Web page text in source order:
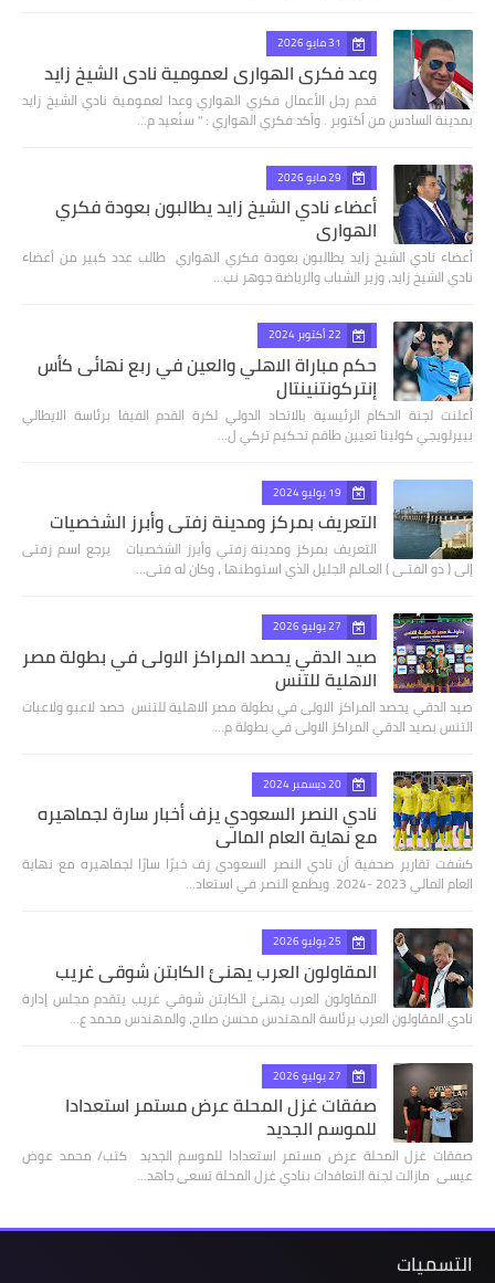
31 مايو 2026
وعد فكري الهواري لعمومية نادي الشيخ زايد
قدم رجل الأعمال فكري الهواري وعدا لعمومية نادي الشيخ زايد
بمدينة السادس من أكتوبر . وأكد فكري الهواري : " سنُعيد م…
29 مايو 2026
أعضاء نادي الشيخ زايد يطالبون بعودة فكري
الهواري
أعضاء نادي الشيخ زايد يطالبون بعودة فكري الهواري طالب عدد كبير من أعضاء
نادي الشيخ زايد، وزير الشباب والرياضة جوهر نب…
22 أكتوبر 2024
حكم مباراة الاهلي والعين في ربع نهائى كأس
إنتركونتنينتال
أعلنت لجنة الحكام الرئيسية بالاتحاد الدولي لكرة القدم الفيفا برئاسة الايطالي
بييرلويجي كولينا تعيين طاقم تحكيم تركي ل…
19 يوليو 2024
التعريف بمركز ومدينة زفتي وأبرز الشخصيات
التعريف بمركز ومدينة زفتي وأبرز الشخصيات يرجع اسم زفتى
إلى ( ذو الفتـى ) العـالم الجليل الذي استوطنها ، وكان له فتى…
27 يوليو 2026
صيد الدقي يحصد المراكز الاولى في بطولة مصر
الاهلية للتنس
صيد الدقي يحصد المراكز الاولى في بطولة مصر الاهلية للتنس حصد لاعبو ولاعبات
التنس بصيد الدقي المراكز الاولى في بطولة م…
20 ديسمبر 2024
نادي النصر السعودي يزف أخبار سارة لجماهيره
مع نهاية العام المالي
كشفت تقارير صحفية أن نادي النصر السعودي زف خبرًا سارًا لجماهيره مع نهاية
العام المالي 2023 -2024. ويطمع النصر في استعاد…
25 يوليو 2026
المقاولون العرب يهنئ الكابتن شوقي غريب
المقاولون العرب يهنئ الكابتن شوقي غريب يتقدم مجلس إدارة
نادي المقاولون العرب برئاسة المهندس محسن صلاح، والمهندس محمد ع…
27 يوليو 2026
صفقات غزل المحلة عرض مستمر استعدادا
للموسم الجديد
صفقات غزل المحلة عرض مستمر استعدادا للموسم الجديد كتب/ محمد عوض
عيسى مازالت لجنة التعاقدات بنادي غزل المحلة تسعى جاهد…
التسميات